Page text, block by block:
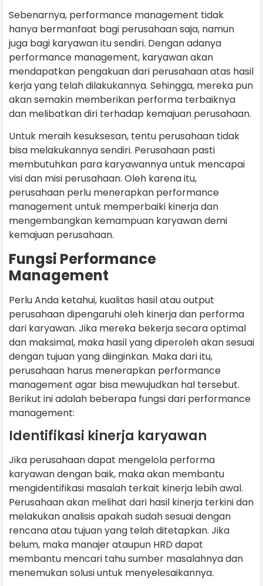
Sebenarnya, performance management tidak
hanya bermanfaat bagi perusahaan saja, namun
juga bagi karyawan itu sendiri. Dengan adanya
performance management, karyawan akan
mendapatkan pengakuan dari perusahaan atas hasil
kerja yang telah dilakukannya. Sehingga, mereka pun
akan semakin memberikan performa terbaiknya
dan melibatkan diri terhadap kemajuan perusahaan.
Untuk meraih kesuksesan, tentu perusahaan tidak
bisa melakukannya sendiri. Perusahaan pasti
membutuhkan para karyawannya untuk mencapai
visi dan misi perusahaan. Oleh karena itu,
perusahaan perlu menerapkan performance
management untuk memperbaiki kinerja dan
mengembangkan kemampuan karyawan demi
kemajuan perusahaan.
Fungsi Performance
Management
Perlu Anda ketahui, kualitas hasil atau output
perusahaan dipengaruhi oleh kinerja dan performa
dari karyawan. Jika mereka bekerja secara optimal
dan maksimal, maka hasil yang diperoleh akan sesuai
dengan tujuan yang diinginkan. Maka dari itu,
perusahaan harus menerapkan performance
management agar bisa mewujudkan hal tersebut.
Berikut ini adalah beberapa fungsi dari performance
management:
Identifikasi kinerja karyawan
Jika perusahaan dapat mengelola performa
karyawan dengan baik, maka akan membantu
mengidentifikasi masalah terkait kinerja lebih awal.
Perusahaan akan melihat dari hasil kinerja terkini dan
melakukan analisis apakah sudah sesuai dengan
rencana atau tujuan yang telah ditetapkan. Jika
belum, maka manajer ataupun HRD dapat
membantu mencari tahu sumber masalahnya dan
menemukan solusi untuk menyelesaikannya.